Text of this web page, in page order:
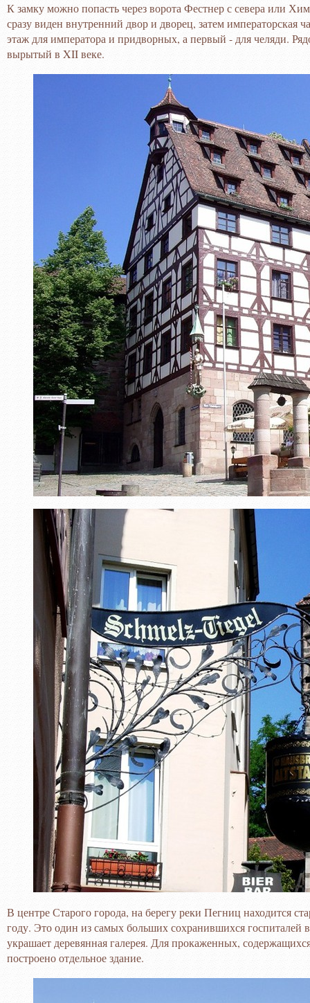
К замку можно попасть через ворота Фестнер с севера или
сразу виден внутренний двор и дворец, затем императорская
этаж для императора и придворных, а первый - для челяди.
вырытый в XII веке.
В центре Старого города, на берегу реки Пегниц находится
году. Это один из самых больших сохранившихся госпиталей
украшает деревянная галерея. Для прокаженных,
построено отдельное здание.